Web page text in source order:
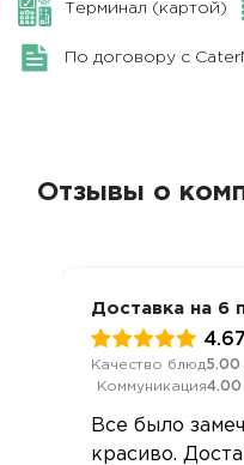
Терминал (картой)
По договору с
Отзывы о
Доставка на 6
4.67
Качество блюд5.00
Коммуникация4.00
Все было
красиво.